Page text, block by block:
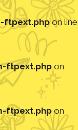
ftpext.phpon line
ftpext.phpon
ftpext.phpon